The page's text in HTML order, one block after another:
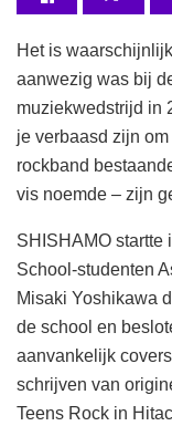
Het is
aanwezig was bij
muziekwedstrijd in
je verbaasd zijn
rockband
vis noemde – zijn
SHISHAMO startte
School-studenten
Misaki Yoshikawa
de school en
aanvankelijk
schrijven van
Teens Rock in